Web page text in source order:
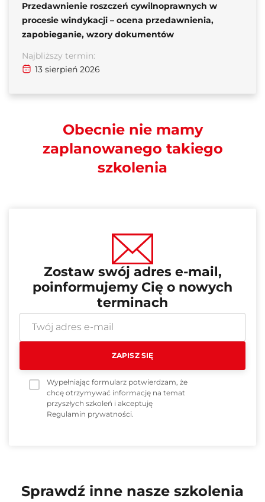
Przedawnienie roszczeń cywilnoprawnych w
procesie windykacji – ocena przedawnienia,
zapobieganie, wzory dokumentów
Najbliższy termin:
13 sierpień 2026
Obecnie nie mamy
zaplanowanego takiego
szkolenia
Zostaw swój adres e-mail,
poinformujemy Cię o nowych
terminach
Wypełniając formularz potwierdzam, że
chcę otrzymywać informację na temat
przyszłych szkoleń i akceptuję
Regulamin prywatności
Sprawdź inne nasze szkolenia